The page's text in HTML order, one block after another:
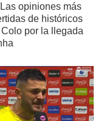
opiniones más
de históricos
por la llegada